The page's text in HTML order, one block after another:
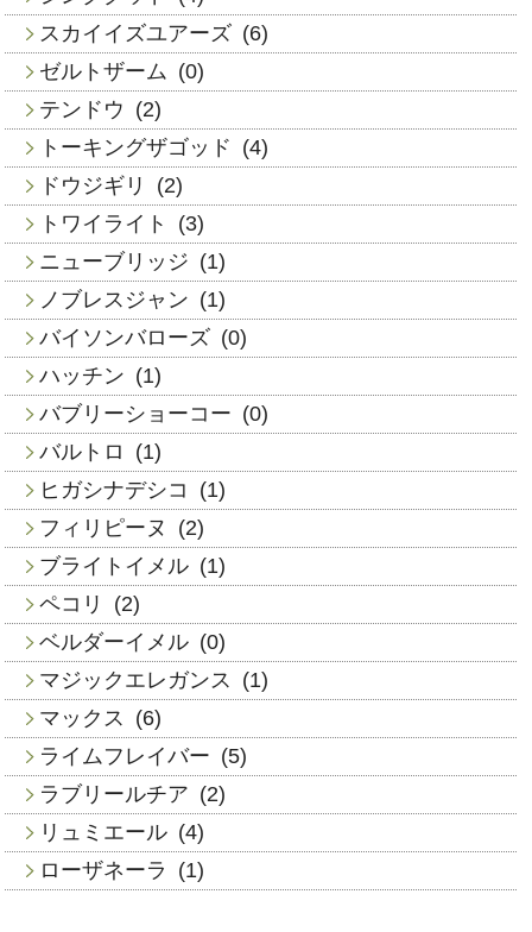
スカイイズユアーズ (6)
ゼルトザーム (0)
テンドウ (2)
トーキングザゴッド (4)
ドウジギリ
(2)
トワイライト
(3)
ニューブリッジ (1)
ノブレスジャン (1)
バイソンバローズ (0)
ハッチン (1)
バブリーショーコー (0)
バルトロ
(1)
ヒガシナデシコ
(1)
フィリピーヌ
(2)
ブライトイメル (1)
ペコリ
(2)
ベルダーイメル (0)
マジックエレガンス
(1)
マックス
(6)
ライムフレイバー (5)
ラブリールチア (2)
リュミエール (4)
ローザネーラ
(1)